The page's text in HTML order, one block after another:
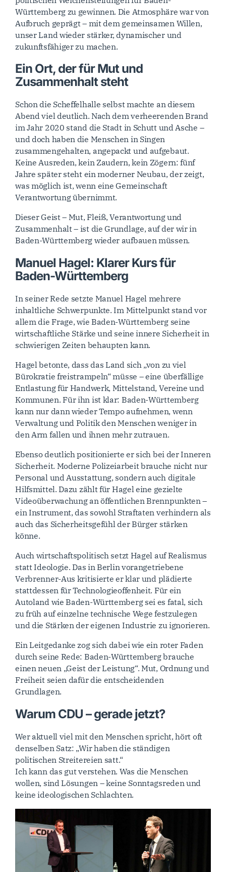
Württemberg zu gewinnen. Die Atmosphäre war von
Aufbruch geprägt – mit dem gemeinsamen Willen,
unser Land wieder stärker, dynamischer und
zukunftsfähiger zu machen.
Ein Ort, der für Mut und
Zusammenhalt steht
Schon die Scheffelhalle selbst machte an diesem
Abend viel deutlich. Nach dem verheerenden Brand
im Jahr 2020 stand die Stadt in Schutt und Asche –
und doch haben die Menschen in Singen
zusammengehalten, angepackt und aufgebaut.
Keine Ausreden, kein Zaudern, kein Zögern: fünf
Jahre später steht ein moderner Neubau, der zeigt,
was möglich ist, wenn eine Gemeinschaft
Verantwortung übernimmt.
Dieser Geist – Mut, Fleiß, Verantwortung und
Zusammenhalt – ist die Grundlage, auf der wir in
Baden-Württemberg wieder aufbauen müssen.
Manuel Hagel: Klarer Kurs für
Baden-Württemberg
In seiner Rede setzte Manuel Hagel mehrere
inhaltliche Schwerpunkte. Im Mittelpunkt stand vor
allem die Frage, wie Baden-Württemberg seine
wirtschaftliche Stärke und seine innere Sicherheit in
schwierigen Zeiten behaupten kann.
Hagel betonte, dass das Land sich „von zu viel
Bürokratie freistrampeln“ müsse – eine überfällige
Entlastung für Handwerk, Mittelstand, Vereine und
Kommunen. Für ihn ist klar: Baden-Württemberg
kann nur dann wieder Tempo aufnehmen, wenn
Verwaltung und Politik den Menschen weniger in
den Arm fallen und ihnen mehr zutrauen.
Ebenso deutlich positionierte er sich bei der Inneren
Sicherheit. Moderne Polizeiarbeit brauche nicht nur
Personal und Ausstattung, sondern auch digitale
Hilfsmittel. Dazu zählt für Hagel eine gezielte
Videoüberwachung an öffentlichen Brennpunkten –
ein Instrument, das sowohl Straftaten verhindern als
auch das Sicherheitsgefühl der Bürger stärken
könne.
Auch wirtschaftspolitisch setzt Hagel auf Realismus
statt Ideologie. Das in Berlin vorangetriebene
Verbrenner-Aus kritisierte er klar und plädierte
stattdessen für Technologieoffenheit. Für ein
Autoland wie Baden-Württemberg sei es fatal, sich
zu früh auf einzelne technische Wege festzulegen
und die Stärken der eigenen Industrie zu ignorieren.
Ein Leitgedanke zog sich dabei wie ein roter Faden
durch seine Rede: Baden-Württemberg brauche
einen neuen „Geist der Leistung“. Mut, Ordnung und
Freiheit seien dafür die entscheidenden
Grundlagen.
Warum CDU – gerade jetzt?
Wer aktuell viel mit den Menschen spricht, hört oft
denselben Satz: „Wir haben die ständigen
politischen Streitereien satt.“
Ich kann das gut verstehen. Was die Menschen
wollen, sind Lösungen – keine Sonntagsreden und
keine ideologischen Schlachten.